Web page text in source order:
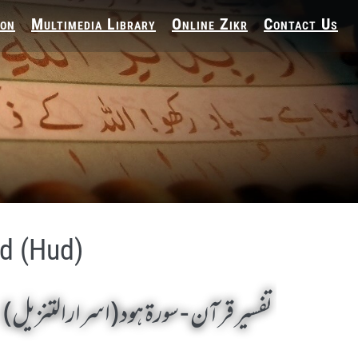
Multimedia Library Online Zikr Contact Us
(Hud)
تفسير قرآن - سورة هود (اسرارالتنزیل)